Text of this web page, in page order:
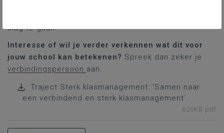
slag te gaan.
Interesse of wil je verder verkennen wat dit voor
jouw school kan betekenen? Spreek dan zeker je
verbindingspersoon aan.
Traject Sterk klasmanagement: ‘Samen naar
een verbindend en sterk klasmanagement’
620KB pdf